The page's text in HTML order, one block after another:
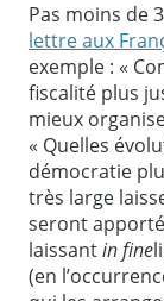
Pas moins de
lettre aux
exemple : «
fiscalité plus
mieux
« Quelles
démocratie
très large
seront
laissantin fine
(en